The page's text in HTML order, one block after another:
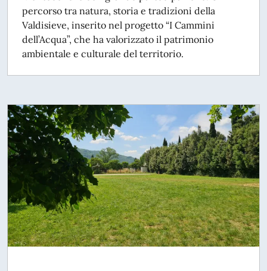
percorso tra natura, storia e tradizioni della
Valdisieve, inserito nel progetto “I Cammini
dell’Acqua”, che ha valorizzato il patrimonio
ambientale e culturale del territorio.